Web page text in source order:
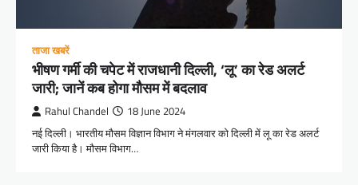
ताजा खबरें
भीषण गर्मी की चपेट में राजधानी दिल्ली, ‘लू’ का रेड अलर्ट
जारी; जानें कब होगा मौसम में बदलाव
Rahul Chandel 18 June 2024
नई दिल्ली। भारतीय मौसम विज्ञान विभाग ने मंगलवार को दिल्ली में लू का रेड अलर्ट
जारी किया है। मौसम विभाग…